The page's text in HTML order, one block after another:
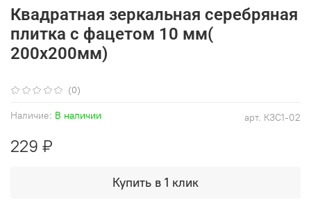
(0)
арт. КЗС1-02
Наличие: В наличии
Квадратная зеркальная серебряная
плитка с фацетом 10 мм(
200x200мм)
229 ₽
Купить в 1 клик